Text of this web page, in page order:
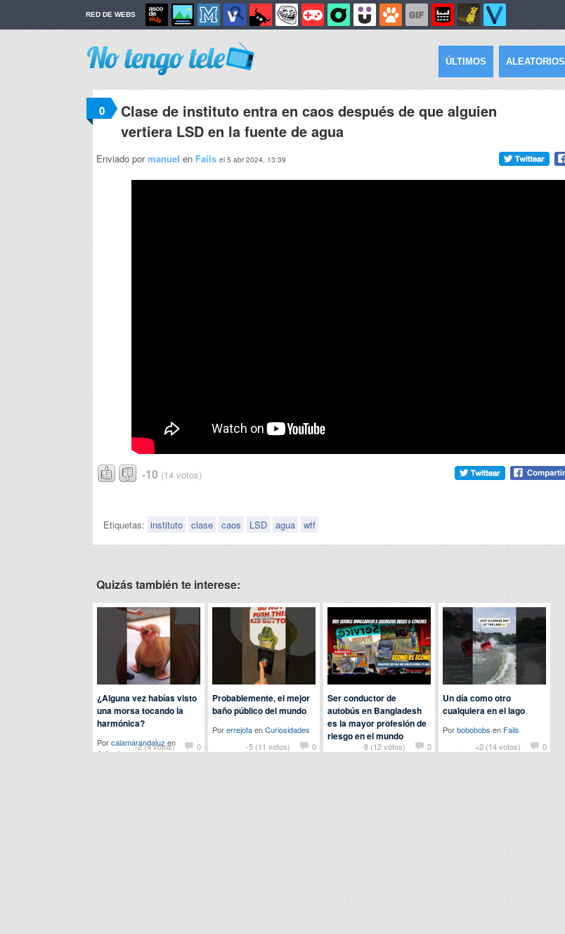
RED DE WEBS
ÚLTIMOS ALEATORIOS
0
Clase de instituto entra en caos después de que alguien
vertiera LSD en la fuente de agua
Enviado pormanuel en Fails el 5 abr 2024, 13:39
-10 (14 votos)
Etiquetas: instituto clase caos LSD agua wtf
Quizás también te interese:
-2 (4 votos) 0
¿Alguna vez habías visto
una morsa tocando la
harmónica?
Porcalamarandaluz en
Animales
-5 (11 votos) 0
Probablemente, el mejor
baño público del mundo
PorerrejotaenCuriosidades
-8 (12 votos)
0
Ser conductor de
autobús en Bangladesh
es la mayor profesión de
riesgo en el mundo
PorjohnenCuriosidades
+2 (14 votos) 0
Un día como otro
cualquiera en el lago
Porbobobobs en Fails